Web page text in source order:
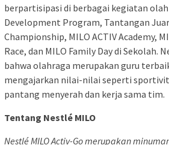
berpartisipasi di berbagai kegiatan
Development Program, Tantangan
Championship, MILO ACTIV Academy,
Race, dan MILO Family Day di Sekolah.
bahwa olahraga merupakan guru
mengajarkan nilai-nilai seperti
pantang menyerah dan kerja sama tim.
Tentang Nestlé MILO
Nestlé MILO Activ-Go merupakan